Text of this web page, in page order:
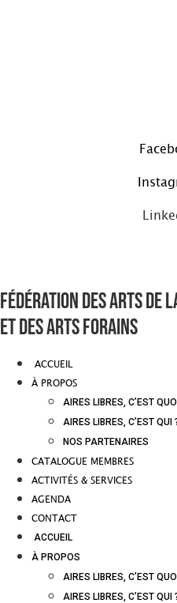
Fédération des arts de
et des arts forains
ACCUEIL
À PROPOS
AIRES LIBRES, C’EST
AIRES LIBRES, C’EST QUI
NOS PARTENAIRES
CATALOGUE MEMBRES
ACTIVITÉS & SERVICES
AGENDA
CONTACT
ACCUEIL
À PROPOS
AIRES LIBRES, C’EST
AIRES LIBRES, C’EST QUI